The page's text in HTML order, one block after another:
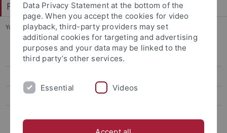
Fachbereich Biologie
You are here: Startseite ... Ethik
Aktuell
Lehre
Data Privacy Statement at the bottom of the
page. When you accept the cookies for video
playback, third-party providers may set
additional cookies for targeting and advertising
purposes and your data may be linked to the
third party’s other services.
Essential Videos